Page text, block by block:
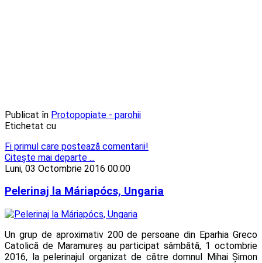
Publicat în Protopopiate - parohii
Etichetat cu
Fi primul care postează comentarii!
Citeşte mai departe ...
Luni, 03 Octombrie 2016 00:00
Pelerinaj la Máriapócs, Ungaria
Un grup de aproximativ 200 de persoane din Eparhia Greco
Catolică de Maramureș au participat sâmbătă, 1 octombrie
2016, la pelerinajul organizat de către domnul Mihai Șimon